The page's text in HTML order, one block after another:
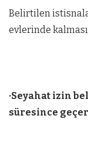
Belirtilen
evlerinde kalması
·Seyahat izin
süresince